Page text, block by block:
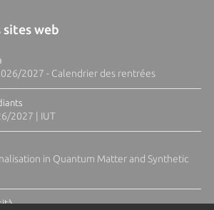
sites web
2027 - Calendrier des rentrées
2027 | IUT
in Quantum Matter and Synthetic